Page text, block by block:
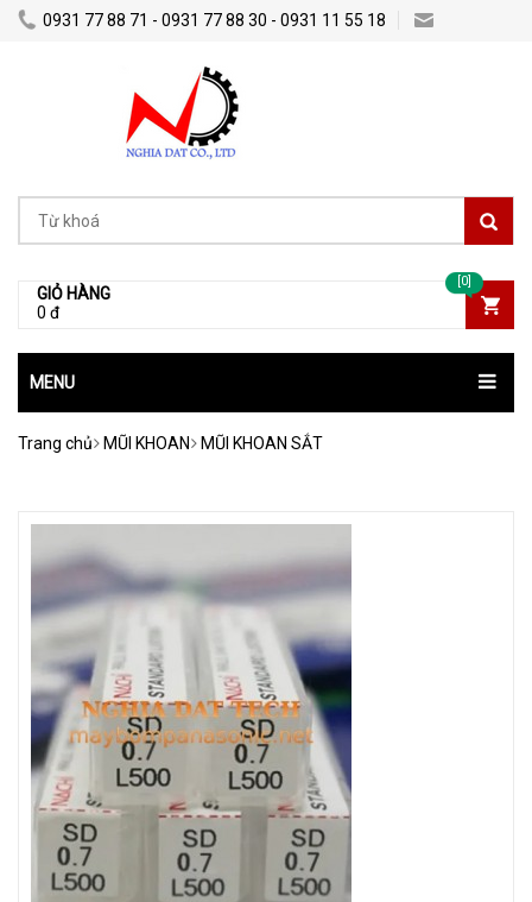
0931 77 88 71 - 0931 77 88 30 - 0931 11 55 18
GIỎ HÀNG
0 đ
[0]
MENU
Trang chủ MŨI KHOAN MŨI KHOAN SẮT